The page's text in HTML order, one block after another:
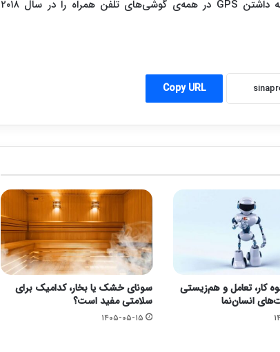
این نهادها مطرح شده.دولت هند همچنین اجبار به داشتن GPS در همه‌ی گوشی‌های تلفن همراه را در سال ۲۰۱۸
Copy URL
کار، تعامل و هم‌زیستی
انسان‌نما
سونای خشک یا بخار، کدامیک برای
سلامتی مفید است؟
۱۴۰۵-۰۵-۱۵